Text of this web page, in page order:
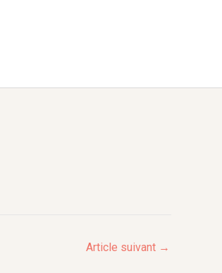
Article suivant →